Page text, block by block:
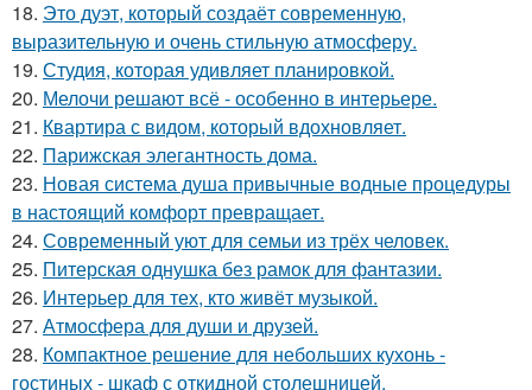
18. Это дуэт, который создаёт современную,
выразительную и очень стильную атмосферу.
19. Студия, которая удивляет планировкой.
20. Мелочи решают всё - особенно в интерьере.
21. Квартира с видом, который вдохновляет.
22. Парижская элегантность дома.
23. Новая система душа привычные водные процедуры
в настоящий комфорт превращает.
24. Современный уют для семьи из трёх человек.
25. Питерская однушка без рамок для фантазии.
26. Интерьер для тех, кто живёт музыкой.
27. Атмосфера для души и друзей.
28. Компактное решение для небольших кухонь -
гостиных - шкаф с откидной столешницей.